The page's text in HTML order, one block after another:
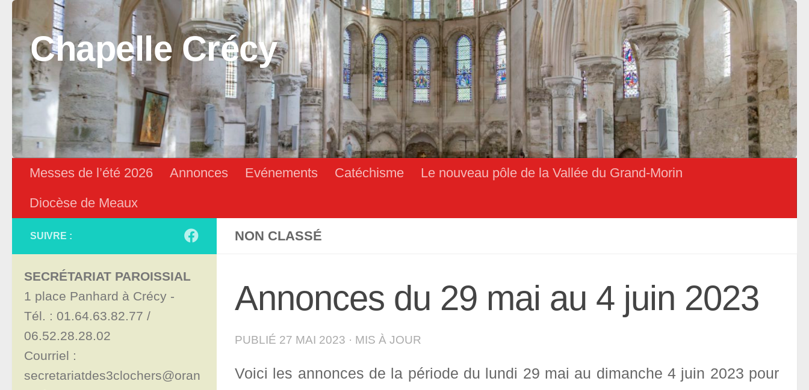
Skip to content
Chapelle Crécy
Messes de l’été 2026 Annonces Evénements Catéchisme
Le nouveau pôle de la Vallée du Grand-Morin
Diocèse de Meaux
NON CLASSÉ
Annonces du 29 mai au 4 juin 2023
PUBLIÉ 27 MAI 2023 · MIS À JOUR
Voici les annonces de la période du lundi 29 mai au dimanche 4 juin 2023 pour
SUIVRE :
SECRÉTARIAT PAROISSIAL
1 place Panhard à Crécy -
Tél. : 01.64.63.82.77 /
06.52.28.28.02
Courriel :
secretariatdes3clochers@oran